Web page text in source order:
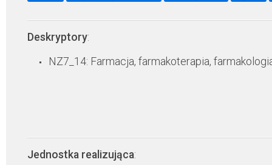
Deskryptory:
NZ7_14: Farmacja, farmakoterapia,
Jednostka realizująca: